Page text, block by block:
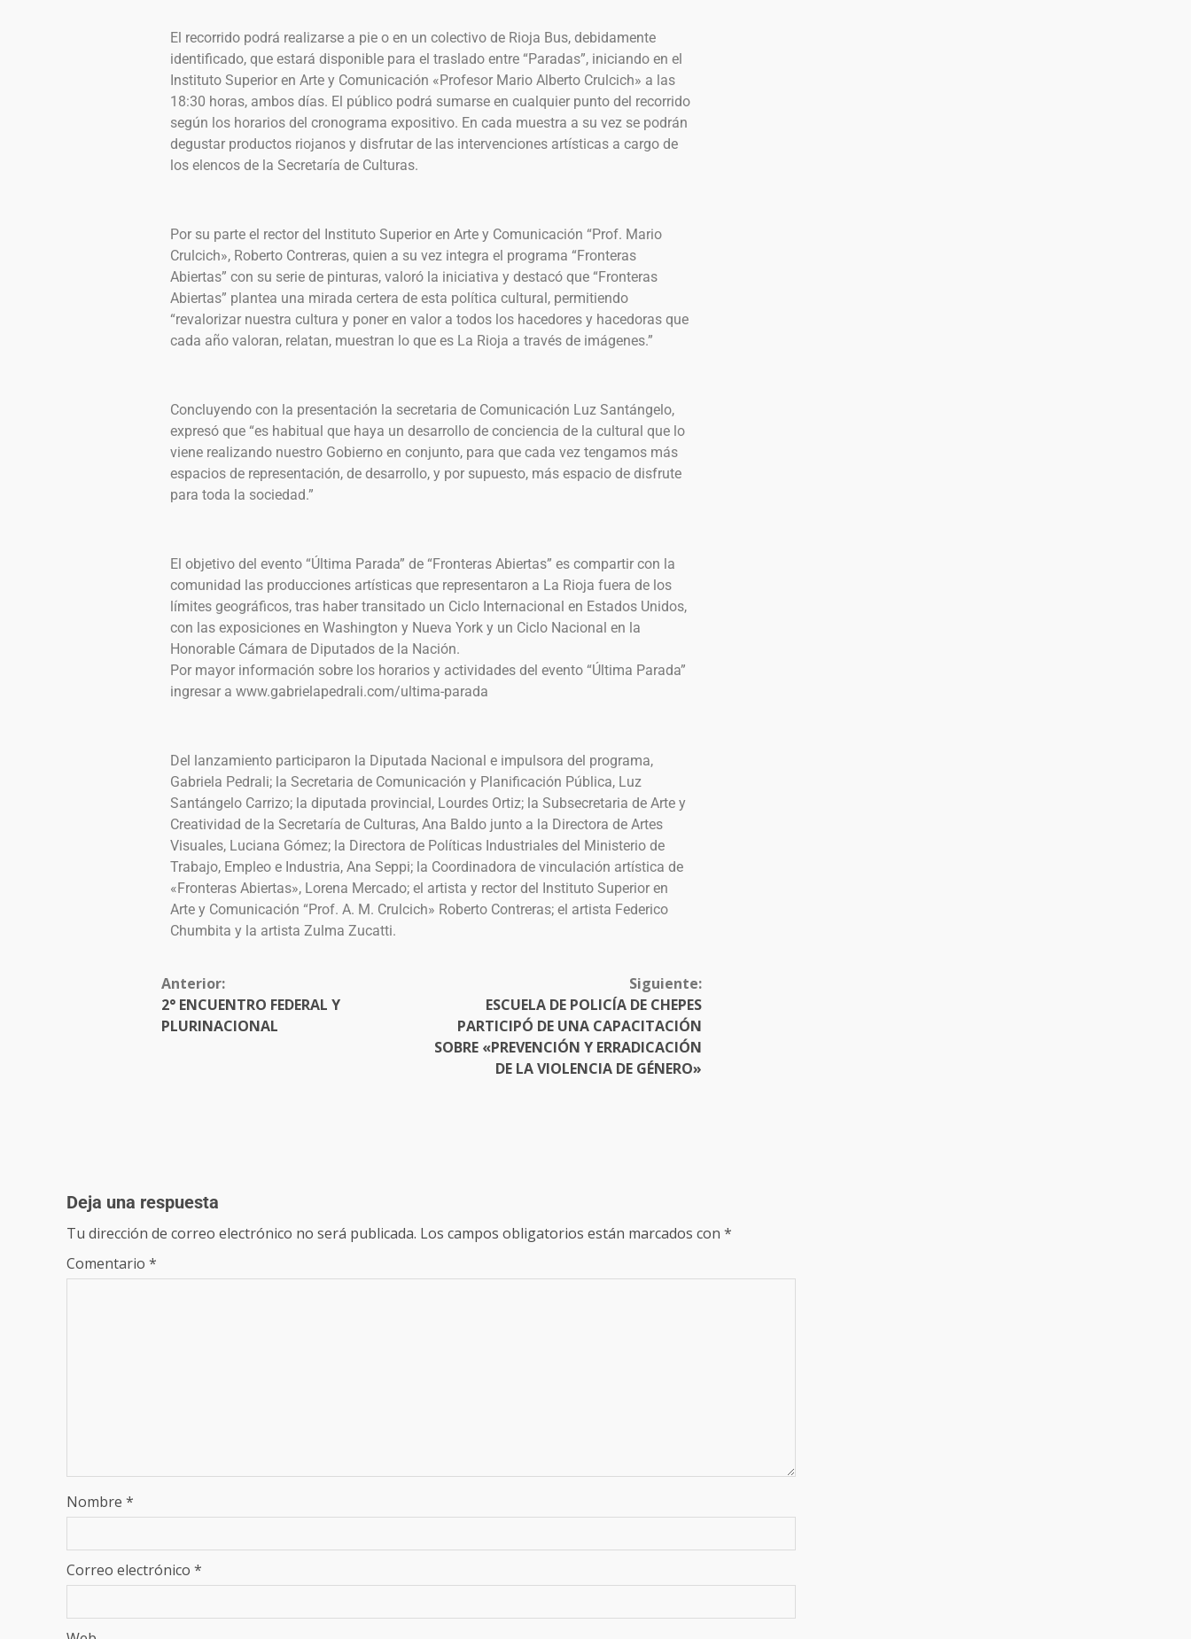
El recorrido podrá realizarse a pie o en un colectivo de Rioja Bus, debidamente
identificado, que estará disponible para el traslado entre “Paradas”, iniciando en el
Instituto Superior en Arte y Comunicación «Profesor Mario Alberto Crulcich» a las
18:30 horas, ambos días. El público podrá sumarse en cualquier punto del recorrido
según los horarios del cronograma expositivo. En cada muestra a su vez se podrán
degustar productos riojanos y disfrutar de las intervenciones artísticas a cargo de
los elencos de la Secretaría de Culturas.
Por su parte el rector del Instituto Superior en Arte y Comunicación “Prof. Mario
Crulcich», Roberto Contreras, quien a su vez integra el programa “Fronteras
Abiertas” con su serie de pinturas, valoró la iniciativa y destacó que “Fronteras
Abiertas” plantea una mirada certera de esta política cultural, permitiendo
“revalorizar nuestra cultura y poner en valor a todos los hacedores y hacedoras que
cada año valoran, relatan, muestran lo que es La Rioja a través de imágenes.”
Concluyendo con la presentación la secretaria de Comunicación Luz Santángelo,
expresó que “es habitual que haya un desarrollo de conciencia de la cultural que lo
viene realizando nuestro Gobierno en conjunto, para que cada vez tengamos más
espacios de representación, de desarrollo, y por supuesto, más espacio de disfrute
para toda la sociedad.”
El objetivo del evento “Última Parada” de “Fronteras Abiertas” es compartir con la
comunidad las producciones artísticas que representaron a La Rioja fuera de los
límites geográficos, tras haber transitado un Ciclo Internacional en Estados Unidos,
con las exposiciones en Washington y Nueva York y un Ciclo Nacional en la
Honorable Cámara de Diputados de la Nación.
Por mayor información sobre los horarios y actividades del evento “Última Parada”
ingresar a www.gabrielapedrali.com/ultima-parada
Del lanzamiento participaron la Diputada Nacional e impulsora del programa,
Gabriela Pedrali; la Secretaria de Comunicación y Planificación Pública, Luz
Santángelo Carrizo; la diputada provincial, Lourdes Ortiz; la Subsecretaria de Arte y
Creatividad de la Secretaría de Culturas, Ana Baldo junto a la Directora de Artes
Visuales, Luciana Gómez; la Directora de Políticas Industriales del Ministerio de
Trabajo, Empleo e Industria, Ana Seppi; la Coordinadora de vinculación artística de
«Fronteras Abiertas», Lorena Mercado; el artista y rector del Instituto Superior en
Arte y Comunicación “Prof. A. M. Crulcich» Roberto Contreras; el artista Federico
Chumbita y la artista Zulma Zucatti.
Anterior:
2° ENCUENTRO FEDERAL Y
PLURINACIONAL
Siguiente:
ESCUELA DE POLICÍA DE CHEPES
PARTICIPÓ DE UNA CAPACITACIÓN
SOBRE «PREVENCIÓN Y ERRADICACIÓN
DE LA VIOLENCIA DE GÉNERO»
Deja una respuesta
Tu dirección de correo electrónico no será publicada. Los campos obligatorios están marcados con *
Comentario *
Nombre *
Correo electrónico *